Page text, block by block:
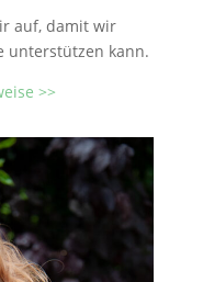
auf, damit wir
unterstützen kann.
>>